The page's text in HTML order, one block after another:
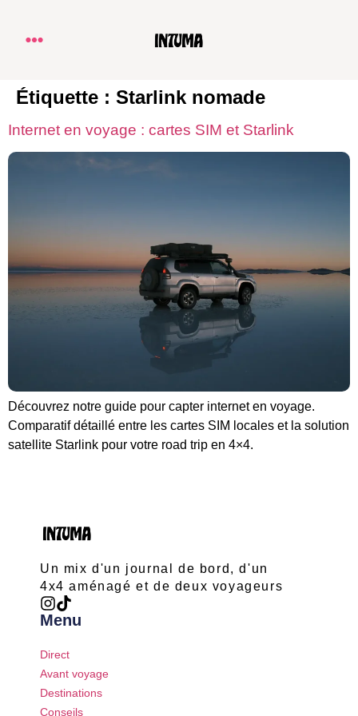
Étiquette : Starlink nomade
Internet en voyage : cartes SIM et Starlink
Découvrez notre guide pour capter internet en voyage.
Comparatif détaillé entre les cartes SIM locales et la solution
satellite Starlink pour votre road trip en 4×4.
Un mix d'un journal de bord, d'un
4x4 aménagé et de deux voyageurs
Menu
Direct
Avant voyage
Destinations
Conseils